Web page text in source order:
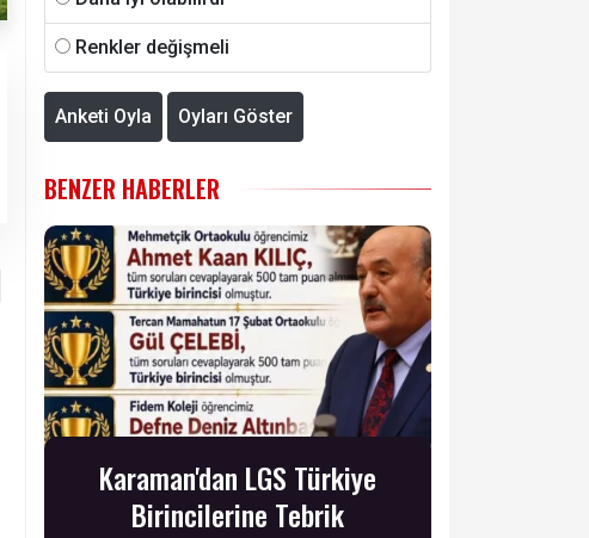
Renkler değişmeli
Anketi Oyla Oyları Göster
BENZER HABERLER
Karaman'dan LGS Türkiye
Birincilerine Tebrik